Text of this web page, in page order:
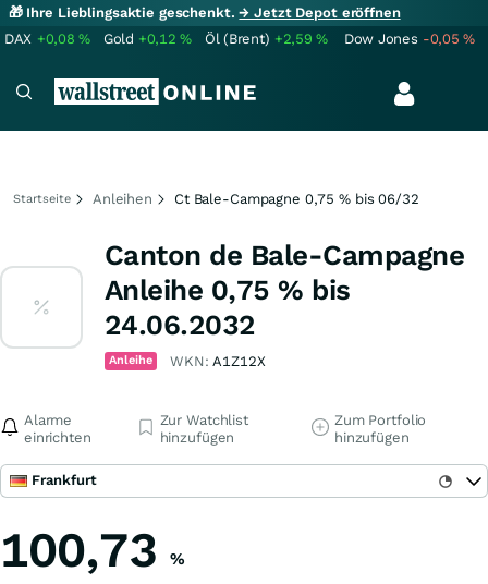
🎁 Ihre Lieblingsaktie geschenkt.→ Jetzt Depot eröffnen
DAX +0,08% Gold +0,12% Öl (Brent) +2,59% Dow Jones -0,05%
Startseite Anleihen Ct Bale-Campagne 0,75 % bis 06/32
Canton de Bale-Campagne
Anleihe 0,75 % bis
24.06.2032
Anleihe WKN:A1Z12X
Alarme
einrichten
Zur Watchlist
hinzufügen
Zum Portfolio
hinzufügen
Frankfurt
100,73 %